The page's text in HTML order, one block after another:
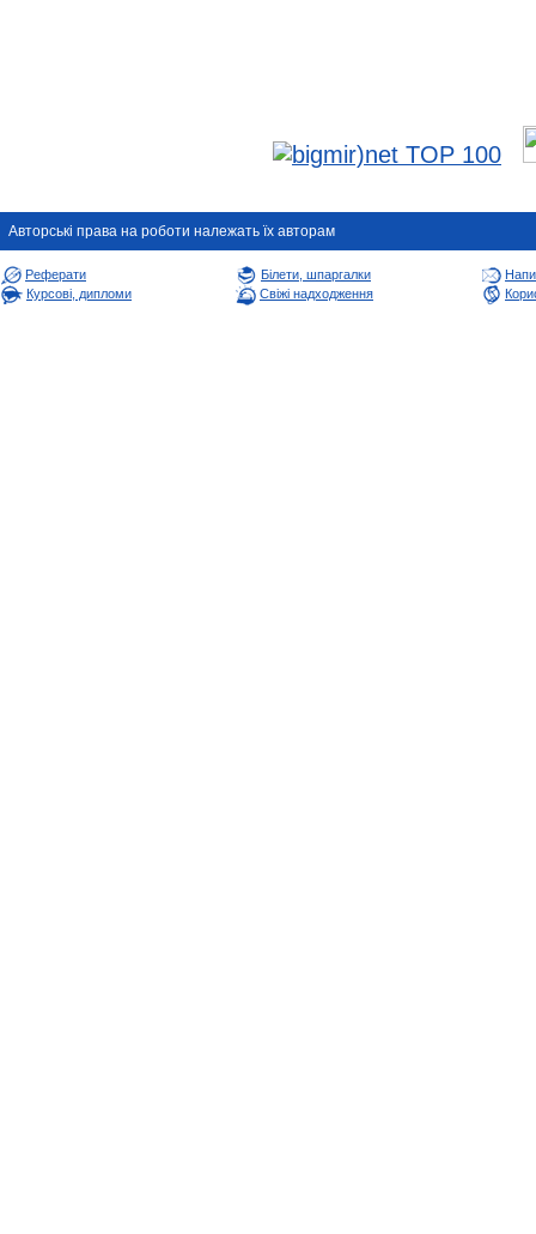
Авторськi права на роботи належать їх авторам
Реферати Білети, шпаргалки
Курсові, дипломи
Свіжі надходження